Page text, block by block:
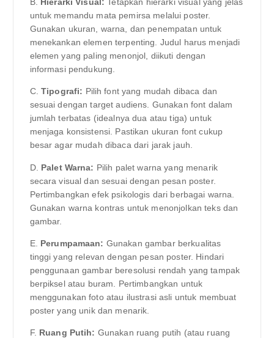
B. Hierarki Visual: Tetapkan hierarki visual yang jelas
untuk memandu mata pemirsa melalui poster.
Gunakan ukuran, warna, dan penempatan untuk
menekankan elemen terpenting. Judul harus menjadi
elemen yang paling menonjol, diikuti dengan
informasi pendukung.
C. Tipografi: Pilih font yang mudah dibaca dan
sesuai dengan target audiens. Gunakan font dalam
jumlah terbatas (idealnya dua atau tiga) untuk
menjaga konsistensi. Pastikan ukuran font cukup
besar agar mudah dibaca dari jarak jauh.
D. Palet Warna: Pilih palet warna yang menarik
secara visual dan sesuai dengan pesan poster.
Pertimbangkan efek psikologis dari berbagai warna.
Gunakan warna kontras untuk menonjolkan teks dan
gambar.
E. Perumpamaan: Gunakan gambar berkualitas
tinggi yang relevan dengan pesan poster. Hindari
penggunaan gambar beresolusi rendah yang tampak
berpiksel atau buram. Pertimbangkan untuk
menggunakan foto atau ilustrasi asli untuk membuat
poster yang unik dan menarik.
F. Ruang Putih: Gunakan ruang putih (atau ruang